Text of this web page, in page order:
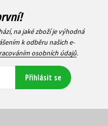
na jaké zboží je výhodná
k odběru našich e-
osobních údajů.
Přihlásit se